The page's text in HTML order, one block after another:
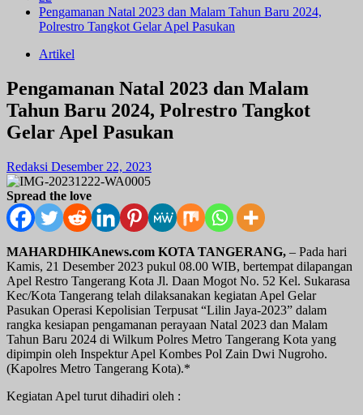
Pengamanan Natal 2023 dan Malam Tahun Baru 2024,
Polrestro Tangkot Gelar Apel Pasukan
Artikel
Pengamanan Natal 2023 dan Malam
Tahun Baru 2024, Polrestro Tangkot
Gelar Apel Pasukan
Redaksi Desember 22, 2023
Spread the love
MAHARDHIKAnews.com KOTA TANGERANG, – Pada hari
Kamis, 21 Desember 2023 pukul 08.00 WIB, bertempat dilapangan
Apel Restro Tangerang Kota Jl. Daan Mogot No. 52 Kel. Sukarasa
Kec/Kota Tangerang telah dilaksanakan kegiatan Apel Gelar
Pasukan Operasi Kepolisian Terpusat “Lilin Jaya-2023” dalam
rangka kesiapan pengamanan perayaan Natal 2023 dan Malam
Tahun Baru 2024 di Wilkum Polres Metro Tangerang Kota yang
dipimpin oleh Inspektur Apel Kombes Pol Zain Dwi Nugroho.
(Kapolres Metro Tangerang Kota).*
Kegiatan Apel turut dihadiri oleh :